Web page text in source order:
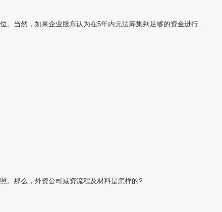
当然，如果企业股东认为在5年内无法筹集到足够的资金进行...
。那么，外资公司减资流程及材料是怎样的?